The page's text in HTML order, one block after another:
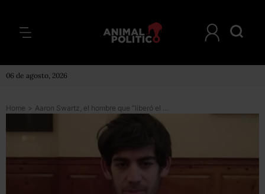
06 de agosto, 2026
Home > Aaron Swartz, el hombre que “liberó el conocimiento”